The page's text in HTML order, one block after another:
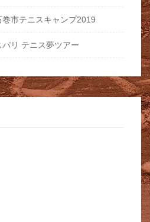
市テニスキャンプ2019
リ テニス夢ツアー